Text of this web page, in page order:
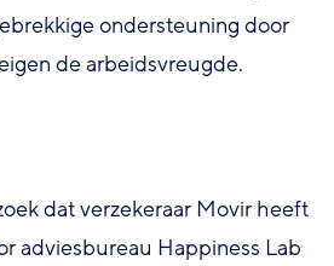
ondersteuning door
de arbeidsvreugde.
dat verzekeraar Movir heeft
adviesbureau Happiness Lab